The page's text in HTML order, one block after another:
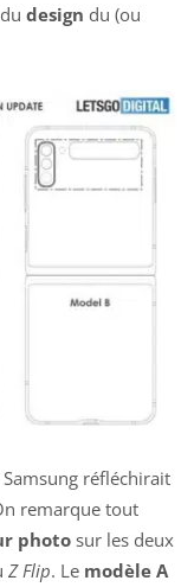
design du (ou
Samsung réfléchirait
remarque tout
photo sur les deux
Z Flip. Le modèle A